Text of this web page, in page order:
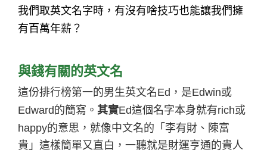
我們取英文名字時，有沒有啥技巧也能讓我們擁
有百萬年薪？
與錢有關的英文名
這份排行榜第一的男生英文名Ed ，是Edwin或
Edward 的簡寫。 其實Ed這個名字本身就有rich或
happy的意思 ，就像中文名的「李有財、陳富
貴」這樣簡單又直白，一聽就是財運亨通的貴人